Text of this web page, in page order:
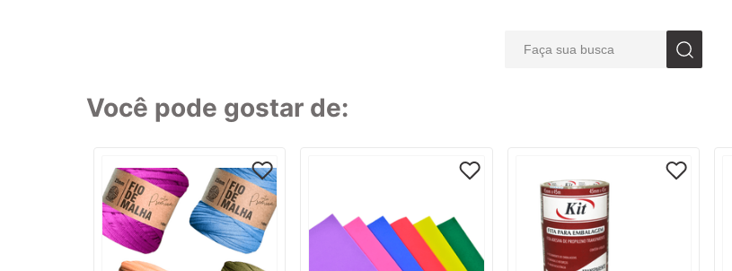
Faça sua busca
Você pode gostar de:TERMOS MAIS BUSCADOS
4 tecido
caixa